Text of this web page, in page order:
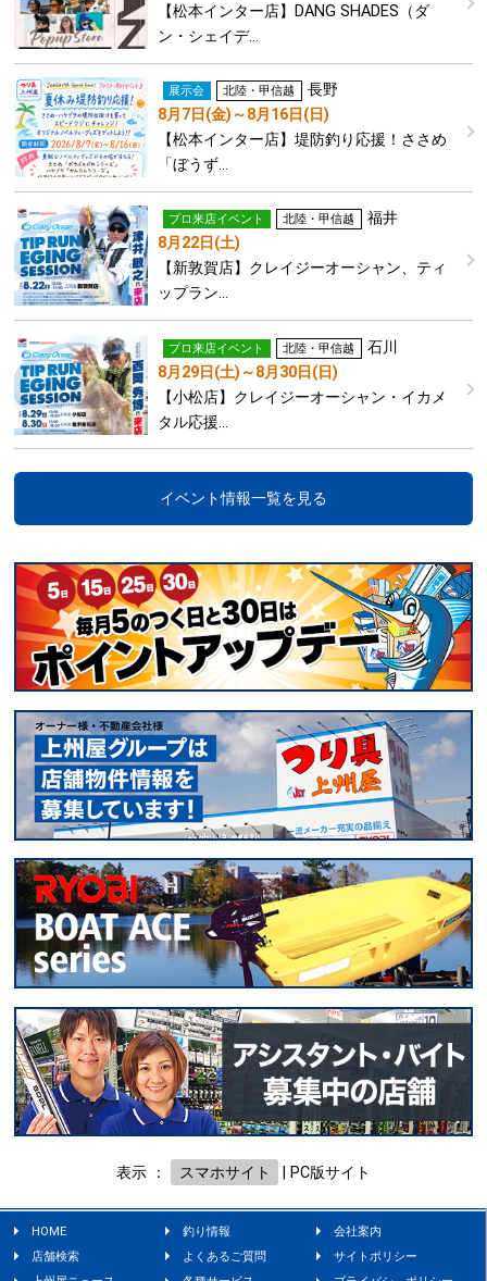
【松本インター店】DANG SHADES（ダ
ン・シェイデ…
展示会 北陸・甲信越
長野
8月7日(金)～8月16日(日)
【松本インター店】堤防釣り応援！ささめ
「ぼうず…
プロ来店イベント 北陸・甲信越
福井
8月22日(土)
【新敦賀店】クレイジーオーシャン、ティ
ップラン…
プロ来店イベント 北陸・甲信越
石川
8月29日(土)～8月30日(日)
【小松店】クレイジーオーシャン・イカメ
タル応援…
イベント情報一覧を見る
表示 ： スマホサイト PC版サイト
HOME 釣り情報
会社案内
店舗検索
よくあるご質問
サイトポリシー